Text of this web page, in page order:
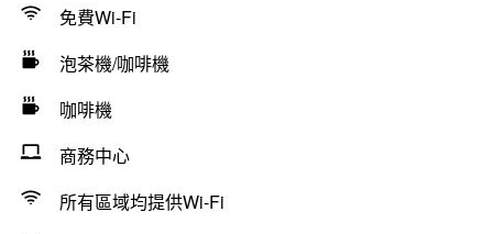
免費Wi-Fi
泡茶機/咖啡機
咖啡機
商務中心
所有區域均提供Wi-Fi